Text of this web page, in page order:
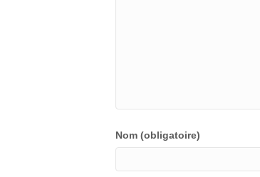
Nom (obligatoire)